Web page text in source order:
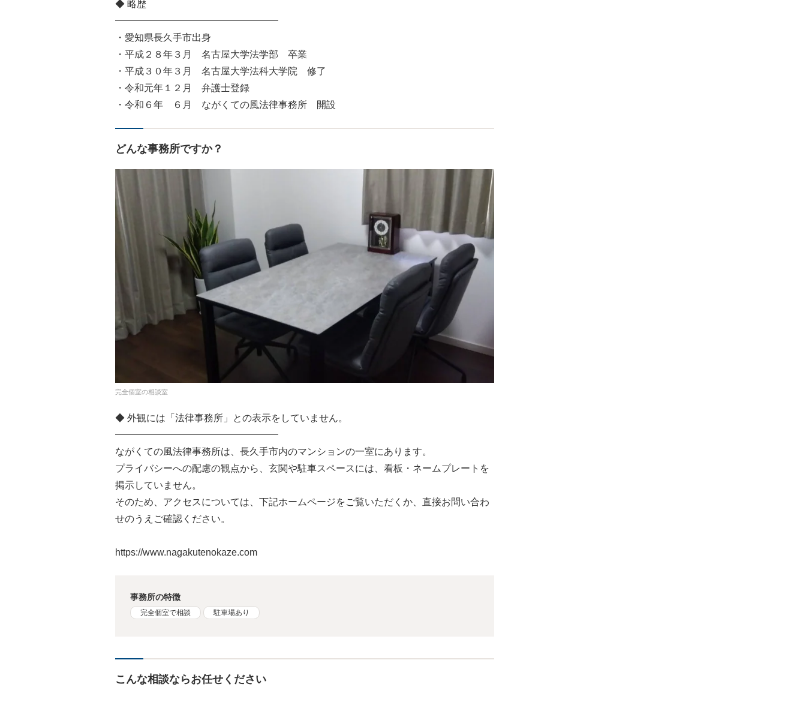
◆ 略歴
━━━━━━━━━━━━━━━━━
・愛知県長久手市出身
・平成２８年３月 名古屋大学法学部 卒業
・平成３０年３月 名古屋大学法科大学院 修了
・令和元年１２月 弁護士登録
・令和６年 ６月 ながくての風法律事務所 開設
どんな事務所ですか？
完全個室の相談室
◆ 外観には「法律事務所」との表示をしていません。
━━━━━━━━━━━━━━━━━
ながくての風法律事務所は、長久手市内のマンションの一室にあります。
プライバシーへの配慮の観点から、玄関や駐車スペースには、看板・ネームプレートを
掲示していません。
そのため、アクセスについては、下記ホームページをご覧いただくか、直接お問い合わ
せのうえご確認ください。
https://www.nagakutenokaze.com
事務所の特徴
完全個室で相談 駐車場あり
こんな相談ならお任せください